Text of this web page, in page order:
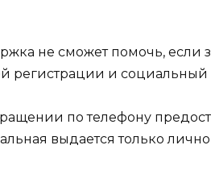
не сможет помочь, если
регистрации и социальный
по телефону
выдается только